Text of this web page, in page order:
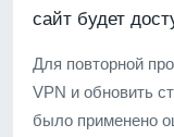
сайт будет
Для повторной
VPN и обновить
было применено